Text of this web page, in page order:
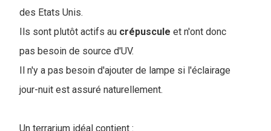
des Etats Unis.
ls sont plutôt actifs au crépuscule et n'ont donc
pas besoin de source d'UV.
Il n'y a pas besoin d'ajouter de lampe si l'éclairage
jour-nuit est assuré naturellement.
Un terrarium idéal contient :